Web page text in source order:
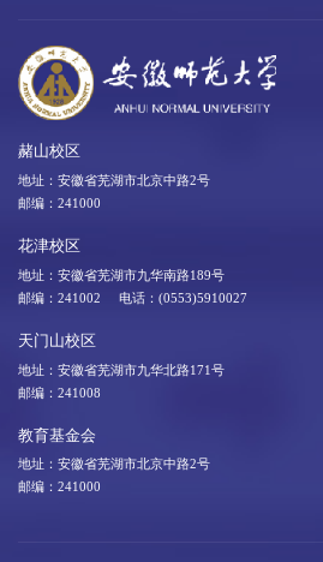
赭山校区
地址：安徽省芜湖市北京中路2号
邮编：241000
花津校区
地址：安徽省芜湖市九华南路189号
邮编：241002 电话：(0553)5910027
天门山校区
地址：安徽省芜湖市九华北路171号
邮编：241008
教育基金会
地址：安徽省芜湖市北京中路2号
邮编：241000